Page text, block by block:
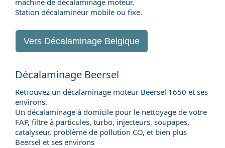
machine de décalaminage moteur.
Station décalamineur mobile ou fixe.
Vers Décalaminage Belgique
Décalaminage Beersel
Retrouvez un décalaminage moteur Beersel 1650 et ses
environs.
Un décalaminage à domicile pour le nettoyage de votre
FAP, filtre à particules, turbo, injecteurs, soupapes,
catalyseur, problème de pollution CO, et bien plus
Beersel et ses environs